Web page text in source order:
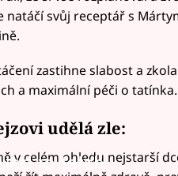
svůj receptář s
zastihne slabost a
a maximální péči o
udělá zle:
to fetch
v celém ohledu nejstarší